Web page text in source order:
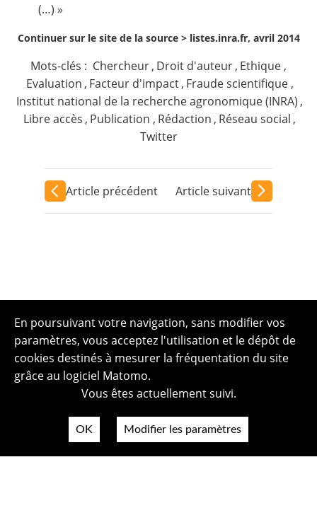
(…) »
Continuer sur le site de la source > listes.inra.fr, avril 2014
Mots-clés : Chercheur, Droit d'auteur, Ethique ,
Evaluation , Facteur d'impact, Fraude scientifique ,
Institut national de la recherche agronomique (INRA) ,
Libre accès , Publication , Rédaction , Réseau social ,
Twitter
Article précédent Article suivant
En poursuivant votre navigation, sans modifier vos
paramètres, vous acceptez l'utilisation et le dépôt de
cookies destinés à mesurer la fréquentation du site
grâce au logiciel Matomo.
Vous êtes actuellement suivi.
OK Modifier les paramètres